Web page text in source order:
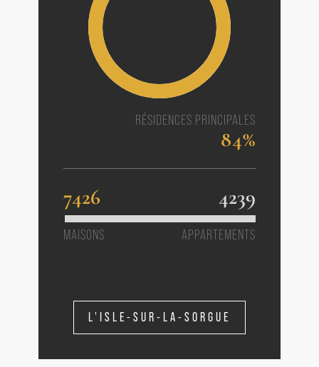
RÉSIDENCES PRINCIPALES
84%
7426 4239
MAISONS APPARTEMENTS
L'ISLE-SUR-LA-SORGUE